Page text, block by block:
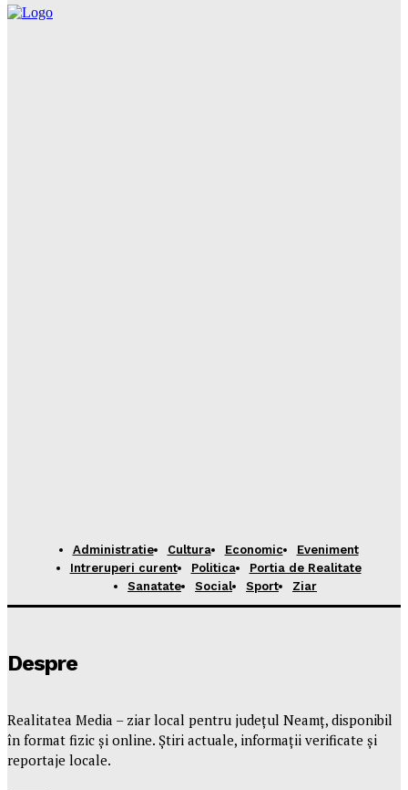
Administratie Cultura Economic
Eveniment
Intreruperi curent
Politica
Portia de Realitate
Sanatate
Social Sport Ziar
Despre
Realitatea Media – ziar local pentru județul Neamț, disponibil
în format fizic și online. Știri actuale, informații verificate și
reportaje locale.